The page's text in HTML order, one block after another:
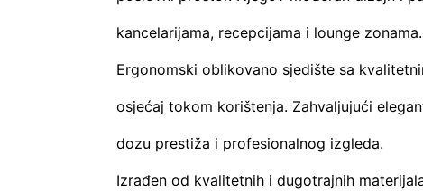
kancelarijama, recepcijama i lounge zonama.
Ergonomski oblikovano sjedište sa
osjećaj tokom korištenja. Zahvaljujući
dozu prestiža i profesionalnog izgleda.
Izrađen od kvalitetnih i dugotrajnih